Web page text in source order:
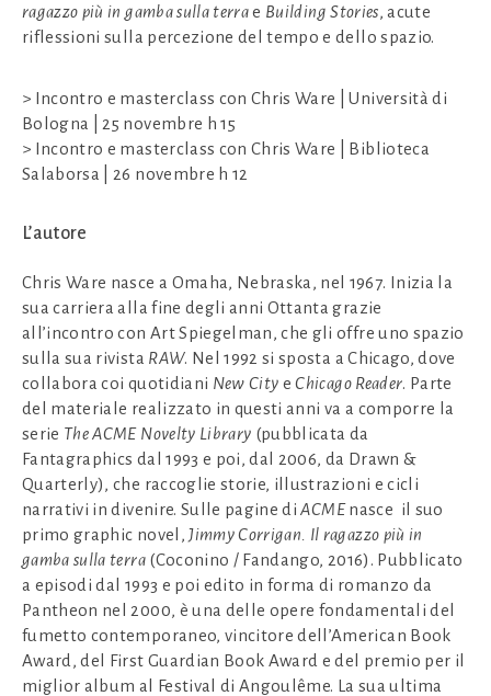
ragazzo più in gamba sulla terrae Building Stories, acute
riflessioni sulla percezione del tempo e dello spazio.
> Incontro e masterclass con Chris Ware | Università di
Bologna | 25 novembre h 15
> Incontro e masterclass con Chris Ware | Biblioteca
Salaborsa | 26 novembre h 12
L’autore
Chris Ware nasce a Omaha, Nebraska, nel 1967. Inizia la
sua carriera alla fine degli anni Ottanta grazie
all’incontro con Art Spiegelman, che gli offre uno spazio
sulla sua rivista RAW. Nel 1992 si sposta a Chicago, dove
collabora coi quotidiani New City eChicago Reader. Parte
del materiale realizzato in questi anni va a comporre la
serie The ACME Novelty Library (pubblicata da
Fantagraphics dal 1993 e poi, dal 2006, da Drawn &
Quarterly), che raccoglie storie, illustrazioni e cicli
narrativi in divenire. Sulle pagine diACMEnasce il suo
primo graphic novel, Jimmy Corrigan. Il ragazzo più in
gamba sulla terra(Coconino / Fandango, 2016). Pubblicato
a episodi dal 1993 e poi edito in forma di romanzo da
Pantheon nel 2000, è una delle opere fondamentali del
fumetto contemporaneo, vincitore dell’American Book
Award, del First Guardian Book Award e del premio per il
miglior album al Festival di Angoulême. La sua ultima